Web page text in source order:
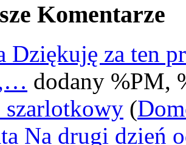
Komentarze
Dziękuję za ten
dodany %PM,
szarlotkowy (
Na drugi dzień